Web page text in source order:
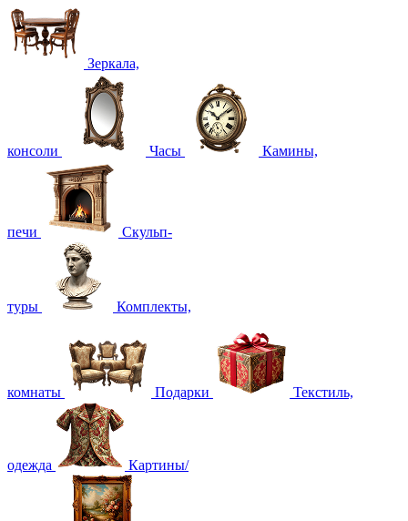
Зеркала,
консоли Часы Камины,
печи Скульп-
туры Комплекты,
комнаты Подарки Текстиль,
одежда Картины/